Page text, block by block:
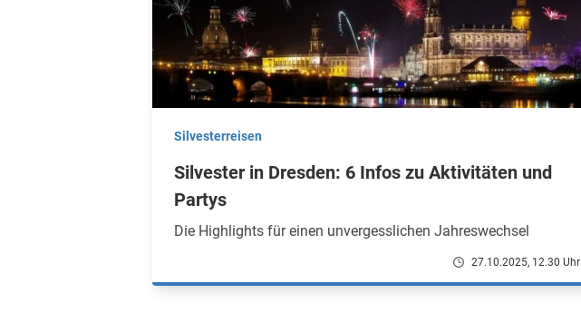
Silvesterreisen
Silvester in Dresden: 6 Infos zu Aktivitäten und
Partys
Die Highlights für einen unvergesslichen Jahreswechsel
27.10.2025, 12.30 Uhr